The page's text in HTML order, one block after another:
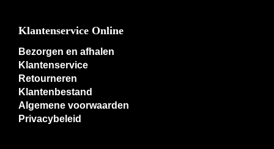
Klantenservice Online
Bezorgen en afhalen
Klantenservice
Retourneren
Klantenbestand
Algemene voorwaarden
Privacybeleid